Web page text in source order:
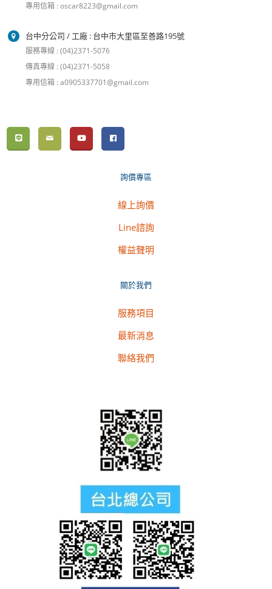
專用信箱 : oscar8223@gmail.com
台中分公司 / 工廠 : 台中市大里區至善路195號
服務專線 : (04)2371-5076
傳真專線 : (04)2371-5058
專用信箱 : a0905337701@gmail.com
詢價專區
線上詢價
Line諮詢
權益聲明
關於我們
服務項目
最新消息
聯絡我們